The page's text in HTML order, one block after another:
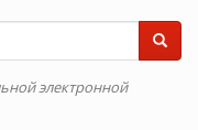
электронной